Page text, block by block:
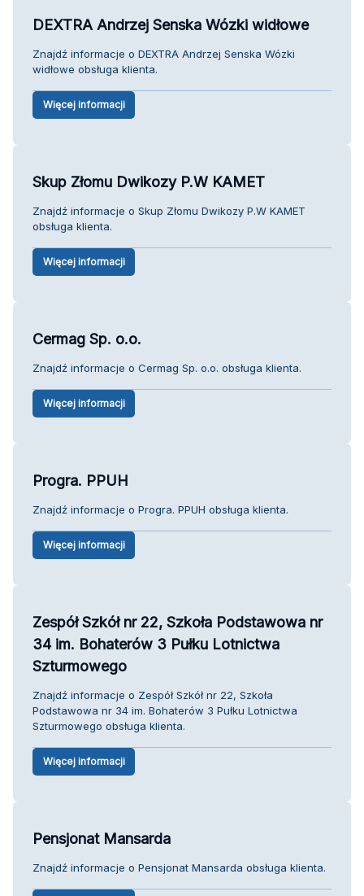
DEXTRA Andrzej Senska Wózki widłowe
Znajdź informacje o DEXTRA Andrzej Senska Wózki
widłowe obsługa klienta.
Więcej informacji
Skup Złomu Dwikozy P.W KAMET
Znajdź informacje o Skup Złomu Dwikozy P.W KAMET
obsługa klienta.
Więcej informacji
Cermag Sp. o.o.
Znajdź informacje o Cermag Sp. o.o. obsługa klienta.
Więcej informacji
Progra. PPUH
Znajdź informacje o Progra. PPUH obsługa klienta.
Więcej informacji
Zespół Szkół nr 22, Szkoła Podstawowa nr
34 im. Bohaterów 3 Pułku Lotnictwa
Szturmowego
Znajdź informacje o Zespół Szkół nr 22, Szkoła
Podstawowa nr 34 im. Bohaterów 3 Pułku Lotnictwa
Szturmowego obsługa klienta.
Więcej informacji
Pensjonat Mansarda
Znajdź informacje o Pensjonat Mansarda obsługa klienta.